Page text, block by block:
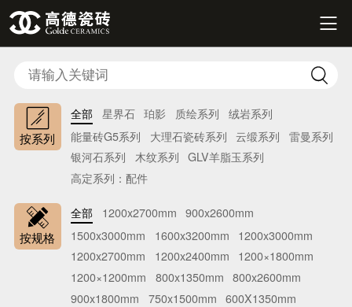


按系列
全部 星界石 珀影 质绘系列
绒岩系列
能量砖G5系列
大理石瓷砖系列 云缎系列
雷曼系列
银河石系列
木纹系列
GLV羊脂玉系列
高定系列：配件
按规格
全部 1200x2700mm
900x2600mm
1500x3000mm
1600x3200mm
1200x3000mm
1200x2700mm
1200x2400mm
1200×1800mm
1200×1200mm
800x1350mm
800x2600mm
900x1800mm
750x1500mm
600X1350mm